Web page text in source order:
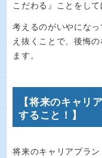
こだわる』ことをして
考えるのがいやにな
え抜くことで、後悔
ます。
【将来のキャリ
すること！】
将来のキャリアプラン